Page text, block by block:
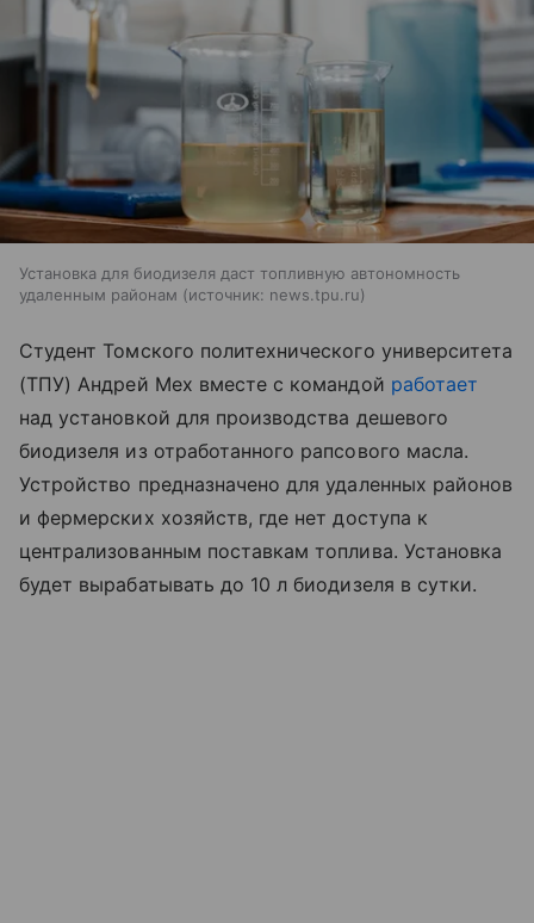
Установка для биодизеля даст топливную автономность
удаленным районам
источник: news.tpu.ru
Студент Томского политехнического университета
(ТПУ) Андрей Мех вместе с командой работает
над установкой для производства дешевого
биодизеля из отработанного рапсового масла.
Устройство предназначено для удаленных районов
и фермерских хозяйств, где нет доступа к
централизованным поставкам топлива. Установка
будет вырабатывать до 10 л биодизеля в сутки.